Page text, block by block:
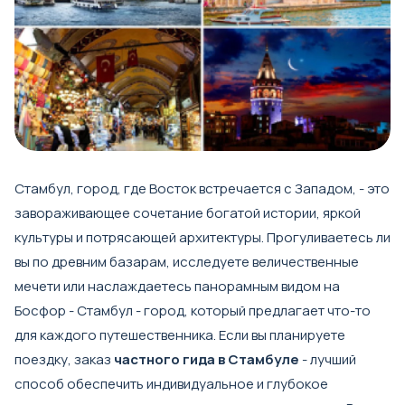
Стамбул, город, где Восток встречается с Западом, - это
завораживающее сочетание богатой истории, яркой
культуры и потрясающей архитектуры. Прогуливаетесь ли
вы по древним базарам, исследуете величественные
мечети или наслаждаетесь панорамным видом на
Босфор - Стамбул - город, который предлагает что-то
для каждого путешественника. Если вы планируете
поездку, заказ частного гида в Стамбуле - лучший
способ обеспечить индивидуальное и глубокое